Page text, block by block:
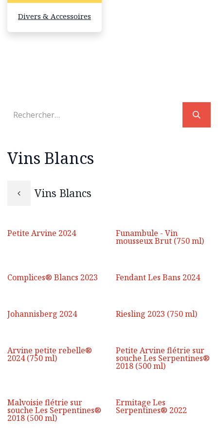
Divers & Accessoires
Vins Blancs
Vins Blancs
Petite Arvine 2024 Funambule - Vin
mousseux Brut (750 ml)
Complices® Blancs 2023 Fendant Les Bans 2024
Johannisberg 2024 Riesling 2023 (750 ml)
Arvine petite rebelle®
2024 (750 ml) élevé en barrique
Petite Arvine flétrie sur
souche Les Serpentines®
2018 (500 ml)
élevé en barrique
Malvoisie flétrie sur
souche Les Serpentines®
2018 (500 ml) élevé en barrique
Ermitage Les
Serpentines® 2022